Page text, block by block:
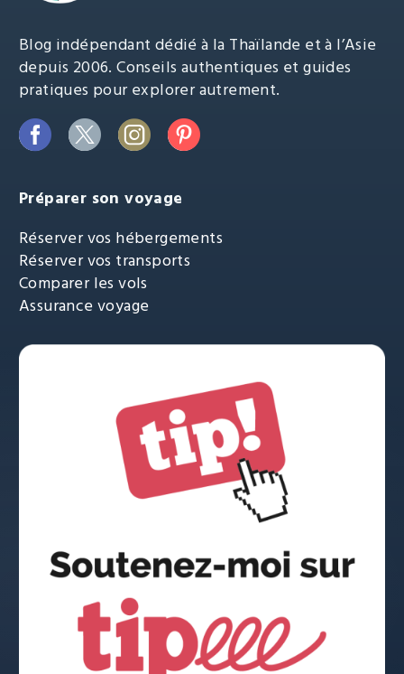
Blog indépendant dédié à la Thaïlande et à l’Asie
depuis 2006. Conseils authentiques et guides
pratiques pour explorer autrement.
Préparer son voyage
Réserver vos hébergements
Réserver vos transports
Comparer les vols
Assurance voyage